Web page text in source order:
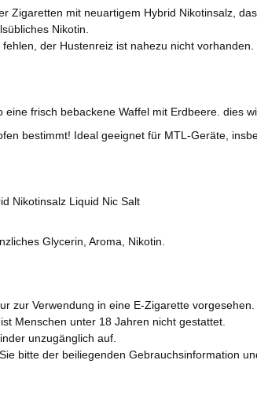
Zigaretten mit neuartigem Hybrid Nikotinsalz,
Nikotin.
der Hustenreiz ist nahezu nicht vorhanden.
eine frisch bebackene Waffel mit Erdbeere. dies
bestimmt! Ideal geeignet für MTL-Geräte,
Nikotinsalz Liquid Nic Salt
Glycerin, Aroma, Nikotin.
zur Verwendung in eine E-Zigarette vorgesehen.
Menschen unter 18 Jahren nicht gestattet.
unzugänglich auf.
bitte der beiliegenden Gebrauchsinformation